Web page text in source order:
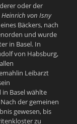
oder der
Heinrich von Isny
Bäckers, nach
und wurde
in Basel. In
von Habsburg,
Leibarzt
Basel wählte
der gemeinen
gewesen, bis
zu